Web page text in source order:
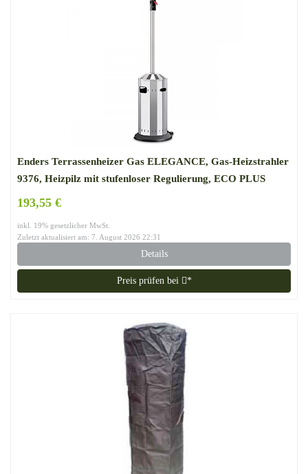
Enders Terrassenheizer Gas ELEGANCE, Gas-Heizstrahler
9376, Heizpilz mit stufenloser Regulierung, ECO PLUS
193,55 €
inkl. 19% gesetzlicher MwSt.
Zuletzt aktualisiert am: 7. August 2026 22:31
Details
Preis prüfen bei *